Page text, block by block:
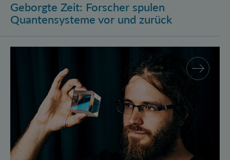
Geborgte Zeit: Forscher spulen
Quantensysteme vor und zurück